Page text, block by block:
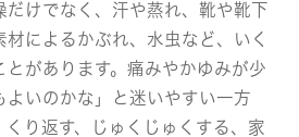
だけでなく、汗や蒸れ、靴や靴下
によるかぶれ、水虫など、いく
とがあります。痛みやかゆみが少
よいのかな」と迷いやすい一方
り返す、じゅくじゅくする、家